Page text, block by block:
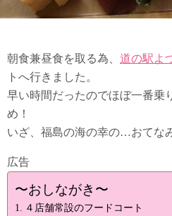
朝食兼昼食を取る為、 道の駅よ
トへ行きました。
早い時間だったのでほぼ一番乗
め！
いざ、福島の海の幸の…おてな
広告
〜おしながき〜
４店舗常設のフードコート